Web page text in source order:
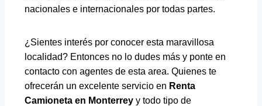
nacionales e internacionales por todas partes.
¿Sientes interés por conocer esta maravillosa
localidad? Entonces no lo dudes más y ponte en
contacto con agentes de esta area. Quienes te
ofrecerán un excelente servicio en Renta
Camioneta en Monterrey y todo tipo de